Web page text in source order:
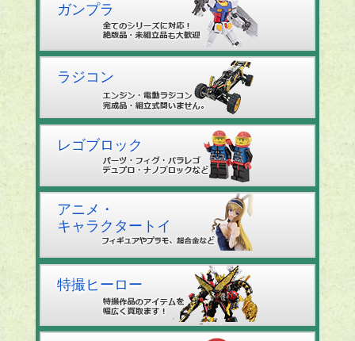
ガンプラ
ラジコン
レゴブロック
アニメ・
キャラクタートイ
特撮ヒーロー